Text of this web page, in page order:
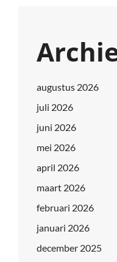
augustus 2026
juli 2026
juni 2026
mei 2026
april 2026
maart 2026
februari 2026
januari 2026
december 2025